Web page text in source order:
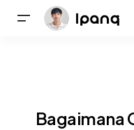
Bagaimana